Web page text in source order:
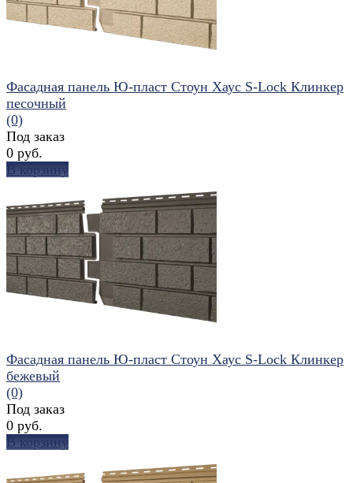
избранное сравнить
Фасадная панель Ю-пласт Стоун Хаус S-Lock Клинкер
песочный
(0)
Под заказ
0 руб.
В корзину
Фасадная панель Ю-пласт Стоун Хаус S-Lock Клинкер
бежевый
(0)
Под заказ
0 руб.
В корзину